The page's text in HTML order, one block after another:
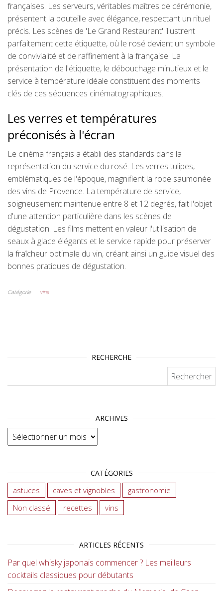
françaises. Les serveurs, véritables maîtres de cérémonie,
présentent la bouteille avec élégance, respectant un rituel
précis. Les scènes de 'Le Grand Restaurant' illustrent
parfaitement cette étiquette, où le rosé devient un symbole
de convivialité et de raffinement à la française. La
présentation de l'étiquette, le débouchage minutieux et le
service à température idéale constituent des moments
clés de ces séquences cinématographiques.
Les verres et températures
préconisés à l'écran
Le cinéma français a établi des standards dans la
représentation du service du rosé. Les verres tulipes,
emblématiques de l'époque, magnifient la robe saumonée
des vins de Provence. La température de service,
soigneusement maintenue entre 8 et 12 degrés, fait l'objet
d'une attention particulière dans les scènes de
dégustation. Les films mettent en valeur l'utilisation de
seaux à glace élégants et le service rapide pour préserver
la fraîcheur optimale du vin, créant ainsi un guide visuel des
bonnes pratiques de dégustation.
Catégorie vins
RECHERCHE
ARCHIVES
Archives
CATÉGORIES
astuces caves et vignobles
gastronomie
Non classé
recettes vins
ARTICLES RÉCENTS
Par quel whisky japonais commencer ? Les meilleurs
cocktails classiques pour débutants